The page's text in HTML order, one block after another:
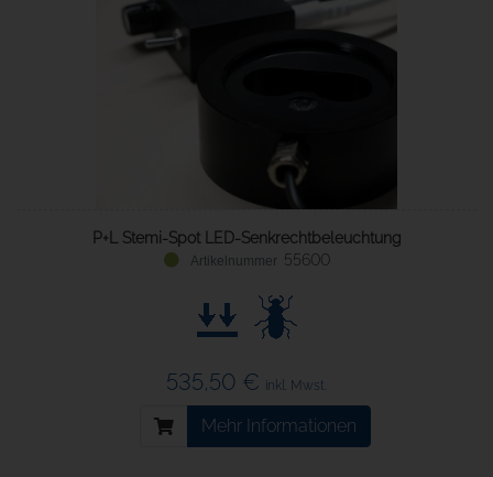
P+L Stemi-Spot LED-Senkrechtbeleuchtung
55600
535,50 € inkl. Mwst.
Mehr Informationen